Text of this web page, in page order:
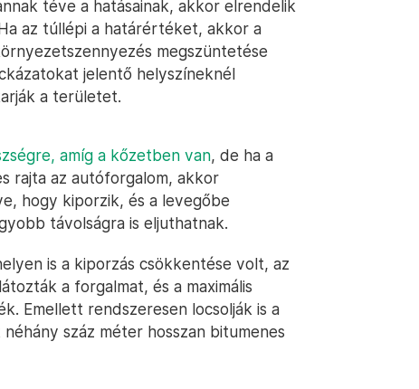
téve a hatásainak, akkor elrendelik
az túllépi a határértéket, akkor a
megszüntetése
jelentő helyszíneknél
a területet.
amíg a kőzetben van, de ha a
rajta az autóforgalom, akkor
hogy kiporzik, és a levegőbe
távolságra is eljuthatnak.
is a kiporzás csökkentése volt, az
a forgalmat, és a maximális
Emellett rendszeresen locsolják is a
száz méter hosszan bitumenes